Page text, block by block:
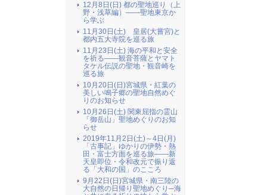
12月8日(日) 都の聖地巡り（上
野・浅草編）――聖地東京か
ら学ぶ
11月30日(土) 皇居(大嘗宮)と
都内五大寺院を巡る旅
11月23日(土) 海の平和と安全
を祈る――観音菩薩とヤマト
タケル伝説の聖地・観音崎を
巡る旅
10月20日(日)宮城県・紅葉の
美しい鳴子郷の聖地自然めぐ
りのお知らせ
10月26日(土) 関東屈指の霊山
「御岳山」聖地めぐりのお知
らせ
2019年11月2日(土)～4日(月)
「古事記」ゆかりの伊勢・熱
田・富士方面を巡る旅――新
天皇即位・令和改元で振り返
る「大和の国」のこころ
9月22日(日)宮城県・南三陸の
大自然の日帰り聖地めぐり─海